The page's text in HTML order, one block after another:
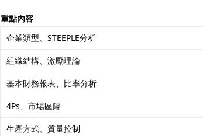
重點內容
企業類型、STEEPLE分析
組織結構、激勵理論
基本財務報表、比率分析
4Ps、市場區隔
生產方式、質量控制